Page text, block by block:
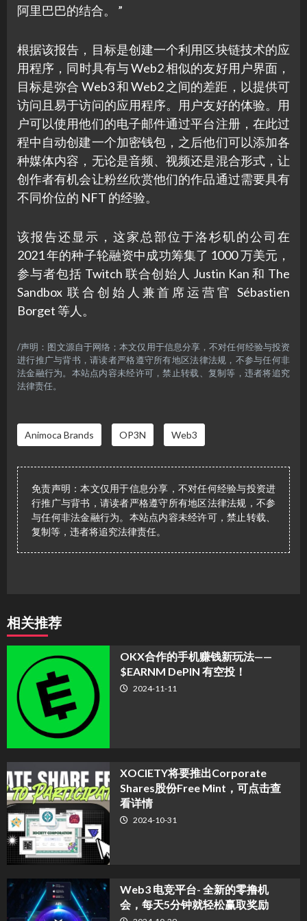
阿里巴巴的结合。 ”
根据该报告，目标是创建一个利用区块链技术的应
用程序，同时具有与 Web2 相似的友好用户界面，
目标是弥合 Web3 和 Web2 之间的差距，以提供可
访问且易于访问的应用程序。用户友好的体验。用
户可以使用他们的电子邮件通过平台注册，在此过
程中自动创建一个加密钱包，之后他们可以添加各
种媒体内容，无论是音频、视频还是混合形式，让
创作者有机会让粉丝欣赏他们的作品通过需要具有
不同价位的 NFT 的经验。
该报告还显示，这家总部位于洛杉矶的公司在
2021 年的种子轮融资中成功筹集了 1000 万美元，
参与者包括 Twitch 联合创始人 Justin Kan 和 The
Sandbox 联合创始人兼首席运营官 Sébastien
Borget 等人。
/声明：图文源自于网络；本文仅用于信息分享，不对任何经验与投资
进行推广与背书，请读者严格遵守所有地区法律法规，不参与任何非
法金融行为。本站点内容未经许可，禁止转载、复制等，违者将追究
法律责任。
Animoca Brands OP3N Web3
免责声明：本文仅用于信息分享，不对任何经验与投资进
行推广与背书，请读者严格遵守所有地区法律法规，不参
与任何非法金融行为。本站点内容未经许可，禁止转载、
复制等，违者将追究法律责任。
相关推荐
OKX合作的手机赚钱新玩法——
$EARNM DePIN 有空投！
2024-11-11
XOCIETY将要推出Corporate
Shares股份Free Mint，可点击查
看详情
2024-10-31
Web3 电竞平台- 全新的零撸机
会，每天5分钟就轻松赢取奖励